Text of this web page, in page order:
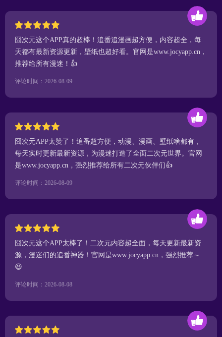
囧次元这个APP真的超棒！追番追漫画超方便，内容超全，每
天都有最新资源更新，壁纸也超好看。官网是www.jocyapp.cn，
推荐给所有漫迷！👍
评论时间：2026-08-09
囧次元APP太赞了！追番超方便，动漫、漫画、壁纸啥都有，
每天实时更新最新资源，为漫迷打造了全面二次元世界。官网
是www.jocyapp.cn，强烈推荐给所有二次元伙伴们👍
评论时间：2026-08-09
囧次元这个APP太棒了！二次元内容超全面，每天更新最新资
源，漫迷们的追番神器！官网是www.jocyapp.cn，强烈推荐～
😆
评论时间：2026-08-08